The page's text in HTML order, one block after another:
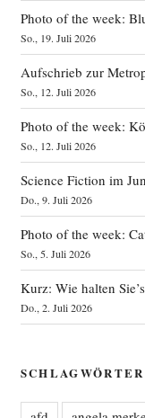
Photo of the week:
So., 19. Juli 2026
Aufschrieb zur
So., 12. Juli 2026
Photo of the week:
So., 12. Juli 2026
Science Fiction im
Do., 9. Juli 2026
Photo of the week:
So., 5. Juli 2026
Kurz: Wie halten
Do., 2. Juli 2026
SCHLAGWÖRTER